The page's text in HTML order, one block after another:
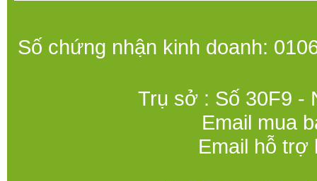
Số chứng nhận kinh doanh:
Trụ sở : Số 30F9 -
Email mua
Email hỗ trợ